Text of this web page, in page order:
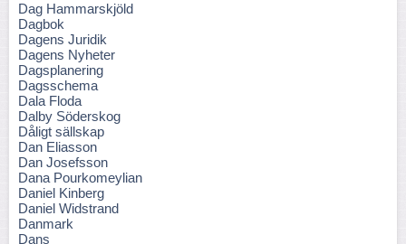
Dag Hammarskjöld
Dagbok
Dagens Juridik
Dagens Nyheter
Dagsplanering
Dagsschema
Dala Floda
Dalby Söderskog
Dåligt sällskap
Dan Eliasson
Dan Josefsson
Dana Pourkomeylian
Daniel Kinberg
Daniel Widstrand
Danmark
Dans